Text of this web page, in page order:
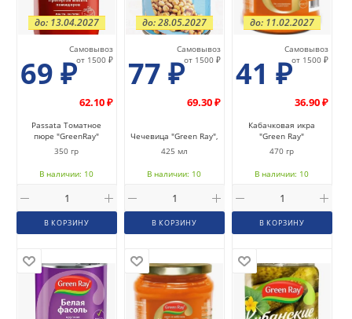
69 ₽
Самовывоз
от 1500 ₽
62.10 ₽
Passata Томатное
пюре "GreenRay"
до: 13.04.2027
350 гр
В наличии: 10
В КОРЗИНУ
77 ₽
Самовывоз
от 1500 ₽
69.30 ₽
Чечевица "Green Ray",
до: 28.05.2027
425 мл
В наличии: 10
В КОРЗИНУ
41 ₽
Самовывоз
от 1500 ₽
36.90 ₽
Кабачковая икра
"Green Ray"
до: 11.02.2027
470 гр
В наличии: 10
В КОРЗИНУ